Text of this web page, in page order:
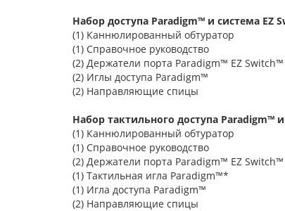
Набор доступа Paradigm™ и система EZ
(1) Каннюлированный обтуратор
(1) Справочное руководство
(2) Держатели порта Paradigm™ EZ Switch™
(2) Иглы доступа Paradigm™
(2) Направляющие спицы
Набор тактильного доступа Paradigm™
(1) Каннюлированный обтуратор
(1) Справочное руководство
(2) Держатели порта Paradigm™ EZ Switch™
(1) Тактильная игла Paradigm™*
(1) Игла доступа Paradigm™
(2) Направляющие спицы